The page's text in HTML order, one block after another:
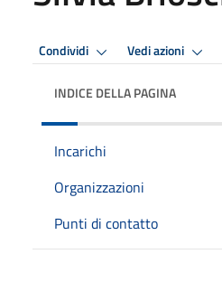
Condividi Vedi azioni
INDICE DELLA PAGINA
Incarichi
Organizzazioni
Punti di contatto